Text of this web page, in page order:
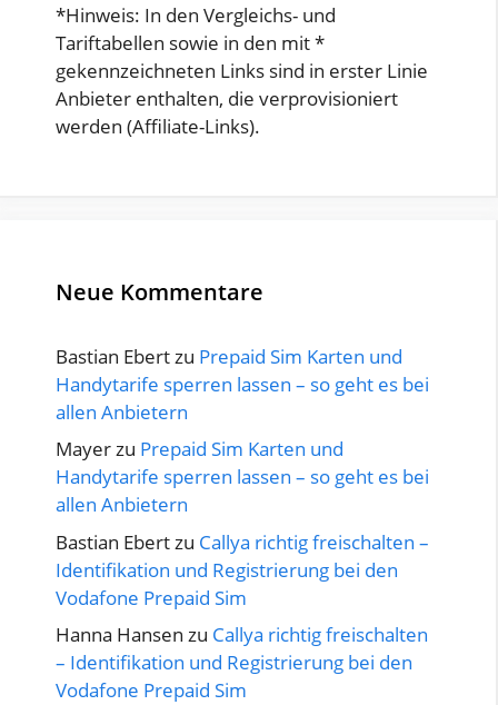
*Hinweis: In den Vergleichs- und
Tariftabellen sowie in den mit *
gekennzeichneten Links sind in erster Linie
Anbieter enthalten, die verprovisioniert
werden (Affiliate-Links).
Neue Kommentare
Bastian Ebertzu Prepaid Sim Karten und
Handytarife sperren lassen – so geht es bei
allen Anbietern
Mayerzu Prepaid Sim Karten und
Handytarife sperren lassen – so geht es bei
allen Anbietern
Bastian Ebertzu Callya richtig freischalten –
Identifikation und Registrierung bei den
Vodafone Prepaid Sim
Hanna Hansen zu Callya richtig freischalten
– Identifikation und Registrierung bei den
Vodafone Prepaid Sim